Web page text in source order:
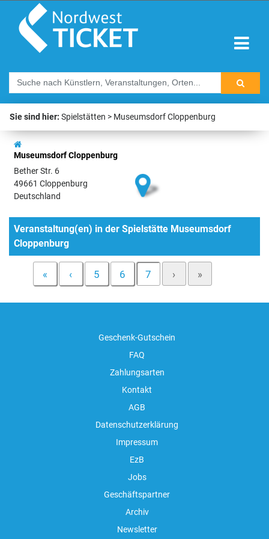
Sie sind hier: Spielstätten Museumsdorf Cloppenburg
Museumsdorf Cloppenburg
Bether Str. 6
49661 Cloppenburg
Deutschland
Veranstaltung(en) in der Spielstätte Museumsdorf
Cloppenburg
« ‹ 5 6 7 › »
Geschenk-Gutschein
FAQ
Zahlungsarten
Kontakt
AGB
Datenschutzerklärung
Impressum
EzB
Jobs
Geschäftspartner
Archiv
Newsletter